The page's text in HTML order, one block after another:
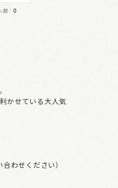
： 0
かせている大人気
わせください）